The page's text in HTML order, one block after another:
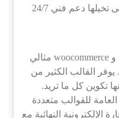
المميزات الرائعة التي لا يمكنك حتى تخيلها دعم فني 24/7
قالب ووردبريس للأعمال التجارية و woocommerce مثالي
لأي أعمال ومواقع woocommerce. يوفر القالب الكثير من
تكوين كل ما تريد.
العامة للقوالب متعددة
الإلكترونية النهائية مع